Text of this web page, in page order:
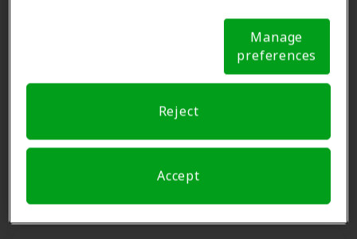
Notice (link here below). If you are using an opt-out
preference signal, we will honor that signal. Cookie
Manage
preferences
Reject
Accept
Professional Hearing Center - Freehold
4257 Route 9 N,,Bldg 6, Ste B,Freehold, NJ, 07728.
Freehold, NJ, 07728